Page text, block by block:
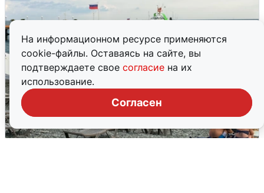
На информационном ресурсе применяются
cookie-файлы. Оставаясь на сайте, вы
подтверждаете свое согласие на их
использование.
Согласен